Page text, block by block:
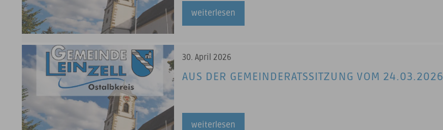
weiterlesen
30. April 2026
AUS DER GEMEINDERATSSITZUNG VOM 24.03.2026
weiterlesen